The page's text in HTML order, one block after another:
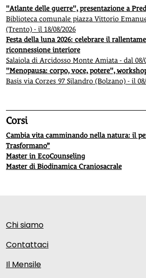
"Atlante delle guerre", presentazione a
Biblioteca comunale piazza Vittorio
(Trento) - il 18/08/2026
Festa della luna 2026: celebrare il
riconnessione interiore
Salaiola di Arcidosso Monte Amiata - dal 08/
"Menopausa: corpo, voce, potere",
Basis via Corzes 97 Silandro (Bolzano) - il
Corsi
Cambia vita camminando nella natura: il
Trasformano”
Master in EcoCounseling
Master di Biodinamica Craniosacrale
Chi siamo
Contattaci
Il Mensile